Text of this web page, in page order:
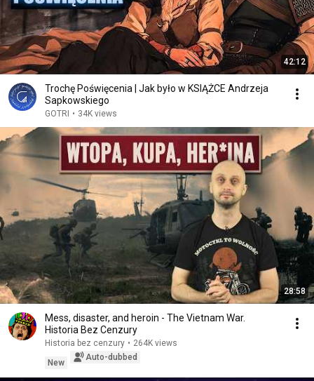
42:12
Trochę Poświęcenia | Jak było w KSIĄŻCE Andrzeja
Sapkowskiego
GOTRI • 34K views
28:58
Mess, disaster, and heroin - The Vietnam War.
Historia Bez Cenzury
Historia bez cenzury • 264K views
New
Auto-dubbed